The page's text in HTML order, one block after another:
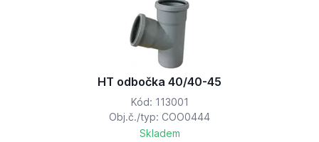
HT odbočka 40/40-45
Kód: 113001
Obj.č./typ: COO0444
Skladem